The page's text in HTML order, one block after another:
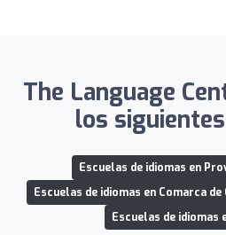
The Language
los
Escuelas de idiomas en
Escuelas de idiomas en Comarca
Escuelas de idiomas